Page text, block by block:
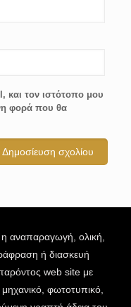
και τον ιστότοπο μου
φορά που θα
αναπαραγωγή, ολική,
ή διασκευή
web site με
φωτοτυπικό,